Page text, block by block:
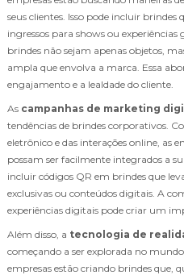
seus clientes. Isso pode incluir brindes
ingressos para shows ou experiências
brindes não sejam apenas objetos,
ampla que envolva a marca. Essa
engajamento e a lealdade do cliente.
As campanhas de marketing
tendências de brindes corporativos.
eletrônico e das interações online, as
possam ser facilmente integrados a
incluir códigos QR em brindes que
exclusivas ou conteúdos digitais. A
experiências digitais pode criar um
Além disso, a tecnologia de
começando a ser explorada no
empresas estão criando brindes que,